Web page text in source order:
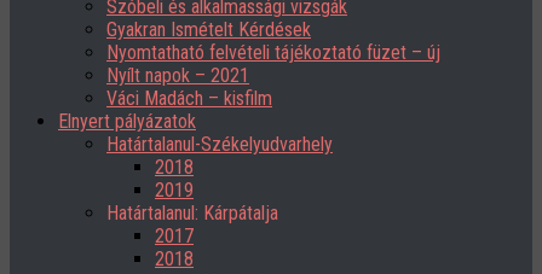
Szóbeli és alkalmassági vizsgák
Gyakran Ismételt Kérdések
Nyomtatható felvételi tájékoztató füzet – új
Nyílt napok – 2021
Váci Madách – kisfilm
Elnyert pályázatok
Határtalanul-Székelyudvarhely
2018
2019
Határtalanul: Kárpátalja
2017
2018